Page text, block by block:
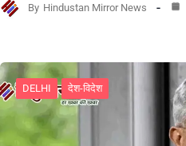
By Hindustan Mirror News
DELHI देश-विदेश